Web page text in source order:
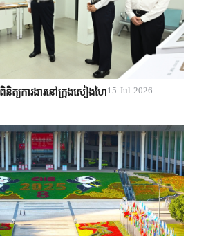
ត្យការងារនៅក្រុងសៀងហៃ15-Jul-2026